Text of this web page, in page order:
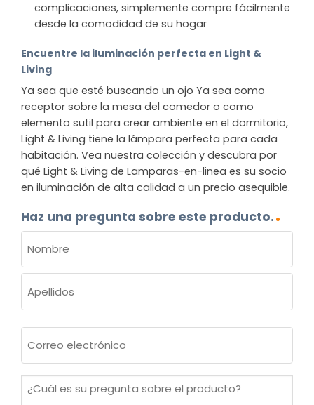
complicaciones, simplemente compre fácilmente
desde la comodidad de su hogar
Encuentre la iluminación perfecta en Light &
Living
Ya sea que esté buscando un ojo Ya sea como
receptor sobre la mesa del comedor o como
elemento sutil para crear ambiente en el dormitorio,
Light & Living tiene la lámpara perfecta para cada
habitación. Vea nuestra colección y descubra por
qué Light & Living de Lamparas-en-linea es su socio
en iluminación de alta calidad a un precio asequible.
Haz una pregunta sobre este producto.
(OBLIGATORIO)
Nombre
electrónico
¿Cuál